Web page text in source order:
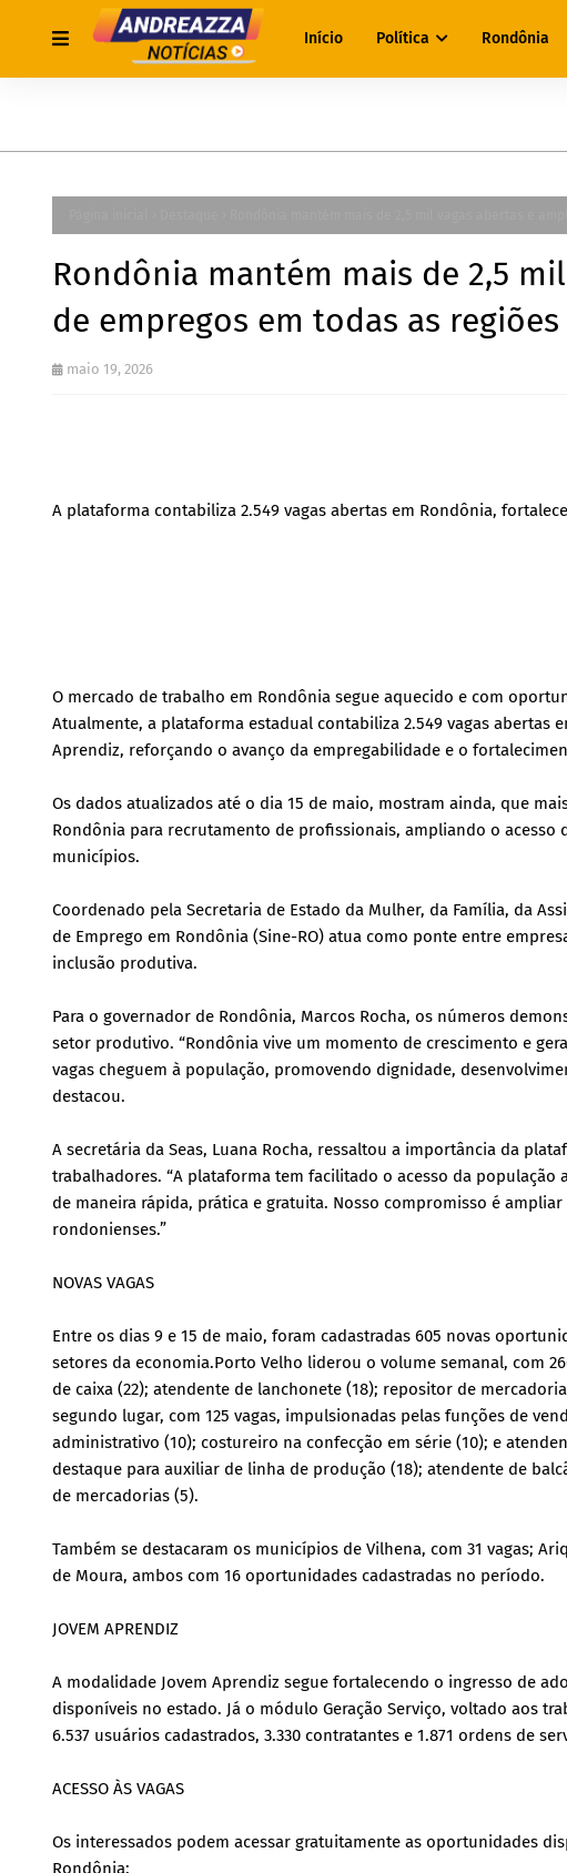
Início Política Rondônia
Rondônia mantém mais de 2,5
de empregos em todas as
maio 19, 2026
A plataforma contabiliza 2.549 vagas abertas em Rondônia,
O mercado de trabalho em Rondônia segue aquecido e com
Atualmente, a plataforma estadual contabiliza 2.549 vagas abertas
Aprendiz, reforçando o avanço da empregabilidade e o
Os dados atualizados até o dia 15 de maio, mostram ainda, que
Rondônia para recrutamento de profissionais, ampliando o
municípios.
Coordenado pela Secretaria de Estado da Mulher, da Família, da
de Emprego em Rondônia (Sine-RO) atua como ponte entre
inclusão produtiva.
Para o governador de Rondônia, Marcos Rocha, os números
setor produtivo. “Rondônia vive um momento de crescimento e
vagas cheguem à população, promovendo dignidade,
destacou.
A secretária da Seas, Luana Rocha, ressaltou a importância da
trabalhadores. “A plataforma tem facilitado o acesso da
de maneira rápida, prática e gratuita. Nosso compromisso é
rondonienses.”
NOVAS VAGAS
Entre os dias 9 e 15 de maio, foram cadastradas 605 novas
setores da economia.Porto Velho liderou o volume semanal, com
de caixa (22); atendente de lanchonete (18); repositor de
segundo lugar, com 125 vagas, impulsionadas pelas funções de
administrativo (10); costureiro na confecção em série (10); e
destaque para auxiliar de linha de produção (18); atendente de
de mercadorias (5).
Também se destacaram os municípios de Vilhena, com 31 vagas;
de Moura, ambos com 16 oportunidades cadastradas no período.
JOVEM APRENDIZ
A modalidade Jovem Aprendiz segue fortalecendo o ingresso de
disponíveis no estado. Já o módulo Geração Serviço, voltado aos
6.537 usuários cadastrados, 3.330 contratantes e 1.871 ordens de
ACESSO ÀS VAGAS
Os interessados podem acessar gratuitamente as oportunidades
Rondônia: